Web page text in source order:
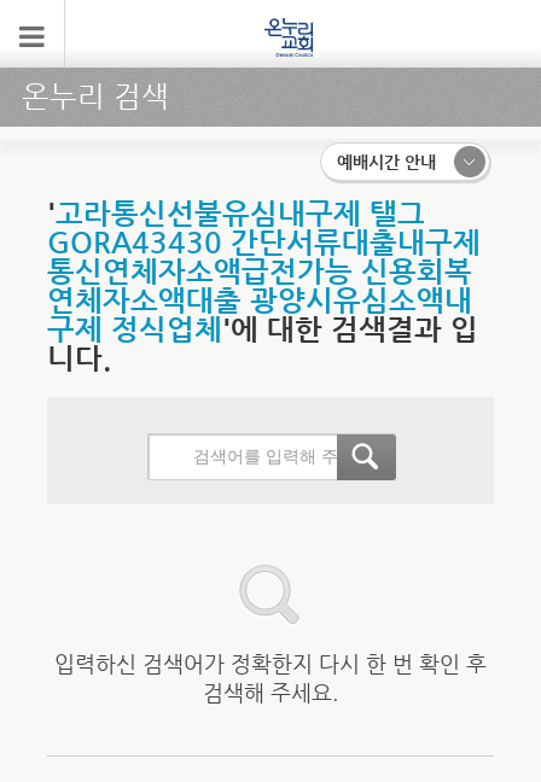
온누리 검색
예배시간 안내
'고라통신선불유심내구제 탤그
GORA43430 간단서류대출내구제
통신연체자소액급전가능 신용회복
연체자소액대출 광양시유심소액내
구제 정식업체 '에 대한 검색결과 입
니다.
입력하신 검색어가 정확한지 다시 한 번 확인 후
검색해 주세요.